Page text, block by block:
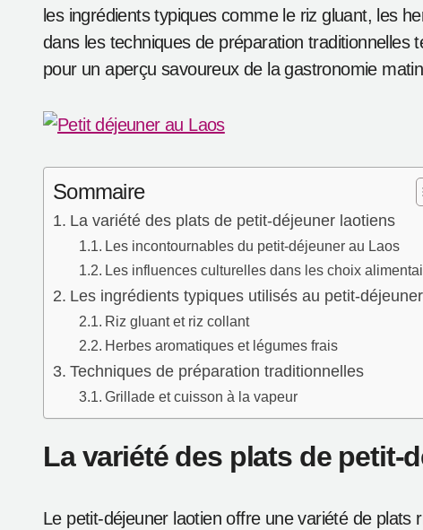
les ingrédients typiques comme le riz gluant, les
dans les techniques de préparation traditionnelles
pour un aperçu savoureux de la gastronomie
Sommaire
La variété des plats de petit-déjeuner laotiens
Les incontournables du petit-déjeuner au Laos
Les influences culturelles dans les choix
Les ingrédients typiques utilisés au petit-déjeuner
Riz gluant et riz collant
Herbes aromatiques et légumes frais
Techniques de préparation traditionnelles
Grillade et cuisson à la vapeur
La variété des plats de petit-
Le petit-déjeuner laotien offre une variété de